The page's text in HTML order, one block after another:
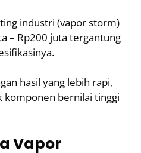
industri (vapor storm)
– Rp200 juta tergantung
hasil yang lebih rapi,
komponen bernilai tinggi
Vapor